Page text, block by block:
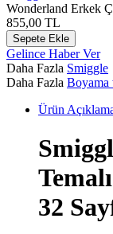
Wonderland Erkek
855,00 TL
Sepete Ekle
Gelince Haber Ver
Daha Fazla Smiggle
Daha Fazla Boyama
Ürün
32